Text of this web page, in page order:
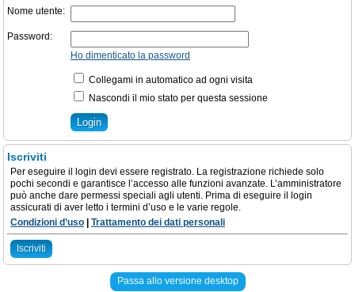
Nome utente:
Password:
Ho dimenticato la password
Collegami in automatico ad ogni visita
Nascondi il mio stato per questa sessione
Iscriviti
Per eseguire il login devi essere registrato. La registrazione richiede solo
pochi secondi e garantisce l’accesso alle funzioni avanzate. L’amministratore
può anche dare permessi speciali agli utenti. Prima di eseguire il login
assicurati di aver letto i termini d’uso e le varie regole.
Condizioni d’uso
Trattamento dei dati personali
Iscriviti
Passa allo versione desktop